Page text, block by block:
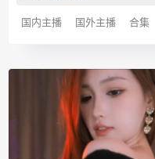
国内主播 国外主播 合集